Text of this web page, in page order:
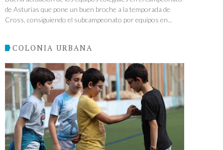
de Asturias que pone un buen broche a la temporada de
Cross, consiguiendo el subcampeonato por equipos en...
COLONIA URBANA